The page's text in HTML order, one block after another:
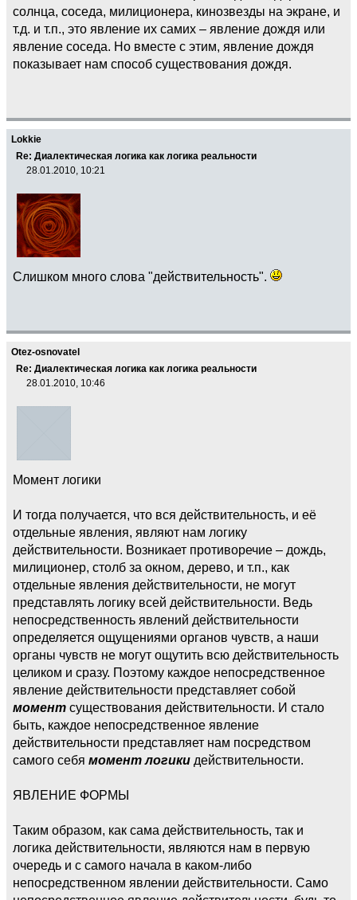
солнца, соседа, милиционера, кинозвезды на экране, и
т.д. и т.п., это явление их самих – явление дождя или
явление соседа. Но вместе с этим, явление дождя
показывает нам способ существования дождя.
Lokkie
Re: Диалектическая логика как логика реальности
28.01.2010, 10:21
Слишком много слова "действительность".
Otez-osnovatel
Re: Диалектическая логика как логика реальности
28.01.2010, 10:46
Момент логики
И тогда получается, что вся действительность, и её
отдельные явления, являют нам логику
действительности. Возникает противоречие – дождь,
милиционер, столб за окном, дерево, и т.п., как
отдельные явления действительности, не могут
представлять логику всей действительности. Ведь
непосредственность явлений действительности
определяется ощущениями органов чувств, а наши
органы чувств не могут ощутить всю действительность
целиком и сразу. Поэтому каждое непосредственное
явление действительности представляет собой
момент существования действительности. И стало
быть, каждое непосредственное явление
действительности представляет нам посредством
самого себя момент логики действительности.
ЯВЛЕНИЕ ФОРМЫ
Таким образом, как сама действительность, так и
логика действительности, являются нам в первую
очередь и с самого начала в каком-либо
непосредственном явлении действительности. Само